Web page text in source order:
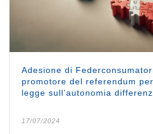
Adesione di
promotore del referendum
legge sull’autonomia
17/07/2024